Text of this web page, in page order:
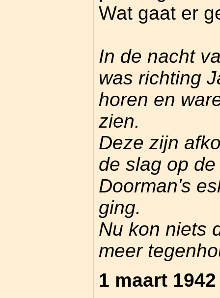
Wat gaat er
In de nacht
was richting
horen en
zien.
Deze zijn
de slag op
Doorman's
ging.
Nu kon niets
meer
1 maart 1942